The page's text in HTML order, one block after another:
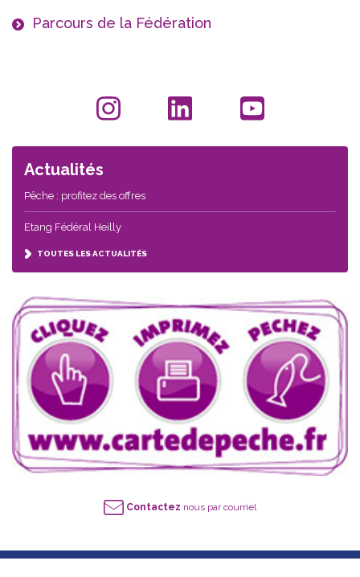
Parcours de la Fédération
Actualités
Pêche : profitez des offres
Etang Fédéral Heilly
TOUTES LES ACTUALITÉS
Contactez nous par courriel